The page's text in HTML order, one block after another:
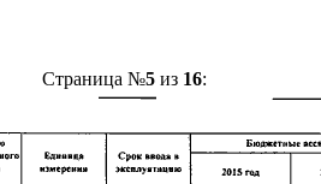
Страница №5из 16: